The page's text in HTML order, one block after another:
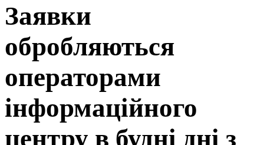
Заявки
обробляються
операторами
інформаційного
центру в будні дні з